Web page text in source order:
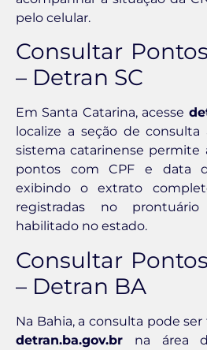
pelo celular.
Consultar
– Detran SC
Em Santa Catarina, acesse
localize a seção de
sistema catarinense permite
pontos com CPF e data
exibindo o extrato
registradas no
habilitado no estado.
Consultar
– Detran BA
Na Bahia, a consulta pode
detran.ba.gov.br na área